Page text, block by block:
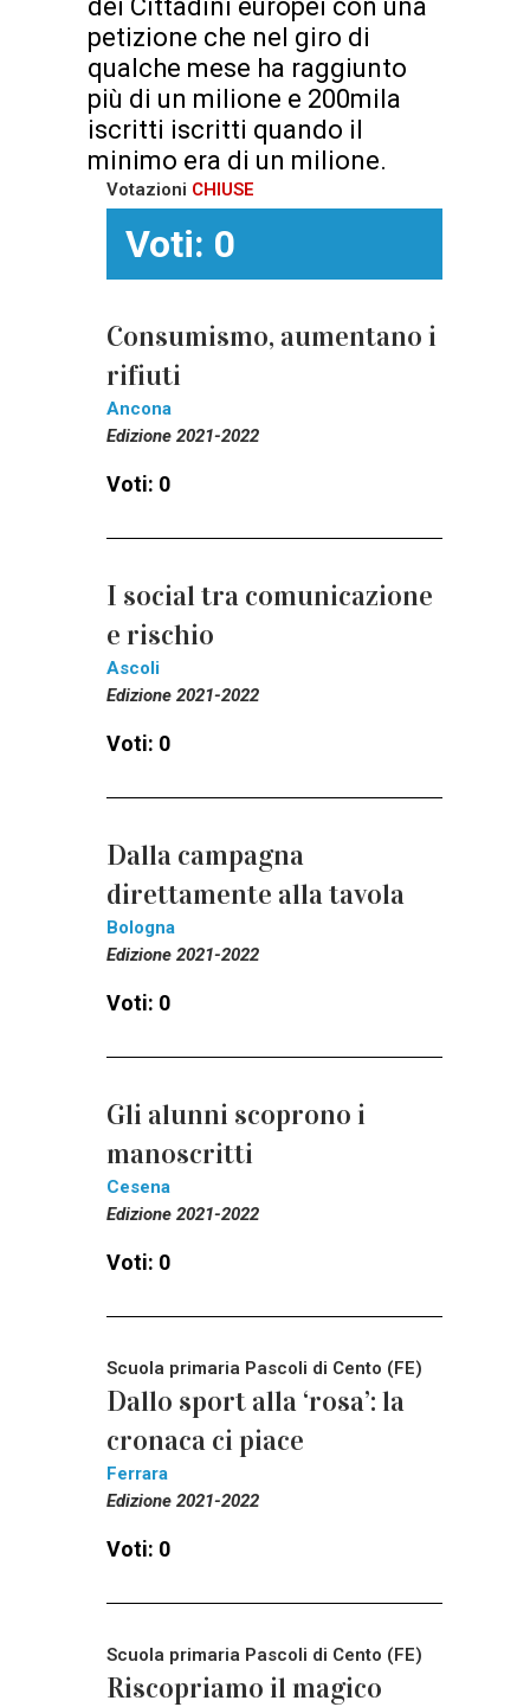
dei Cittadini europei con una
petizione che nel giro di
qualche mese ha raggiunto
più di un milione e 200mila
iscritti iscritti quando il
minimo era di un milione.
Votazioni CHIUSE
Voti: 0
Consumismo, aumentano i
rifiuti
Ancona
Edizione 2021-2022
Voti: 0
I social tra comunicazione
e rischio
Ascoli
Edizione 2021-2022
Voti: 0
Dalla campagna
direttamente alla tavola
Bologna
Edizione 2021-2022
Voti: 0
Gli alunni scoprono i
manoscritti
Cesena
Edizione 2021-2022
Voti: 0
Scuola primaria Pascoli di Cento (FE)
Dallo sport alla ‘rosa’: la
cronaca ci piace
Ferrara
Edizione 2021-2022
Voti: 0
Scuola primaria Pascoli di Cento (FE)
Riscopriamo il magico